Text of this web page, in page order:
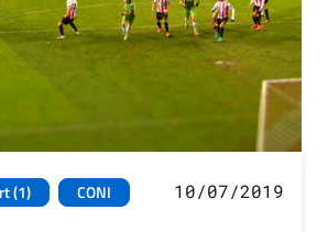
(1) CONI 10/07/2019